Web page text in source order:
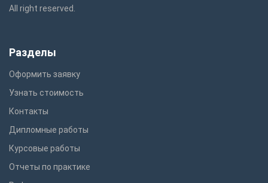
All right reserved.
Разделы
Оформить заявку
Узнать стоимость
Контакты
Дипломные работы
Курсовые работы
Отчеты по практике